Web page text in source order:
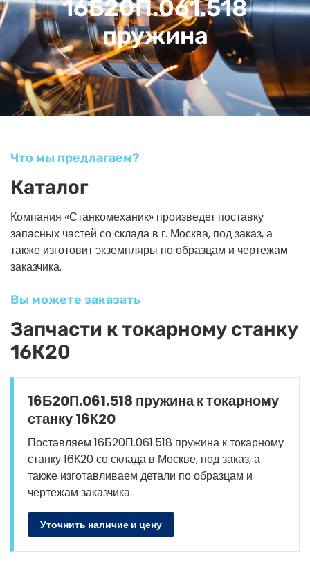
16Б20П.061.518
пружина
Что мы предлагаем?
Каталог
Компания «Станкомеханик» произведет поставку
запасных частей со склада в г. Москва, под заказ, а
также изготовит экземпляры по образцам и чертежам
заказчика.
Вы можете заказать
Запчасти к токарному станку
16К20
16Б20П.061.518 пружина к токарному
станку 16К20
Поставляем 16Б20П.061.518 пружина к токарному
станку 16К20 со склада в Москве, под заказ, а
также изготавливаем детали по образцам и
чертежам заказчика.
Уточнить наличие и цену